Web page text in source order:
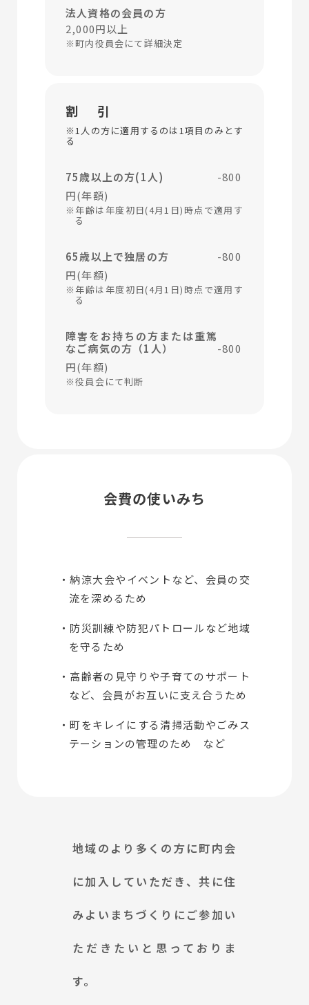
法人資格の会員の方
2,000円以上
※町内役員会にて詳細決定
割 引
※1人の方に適用するのは1項目のみとす
る
75歳以上の方(1人)
-800
円(年額)
※年齢は年度初日(4月1日)時点で適用す
る
65歳以上で独居の方
-800
円(年額)
※年齢は年度初日(4月1日)時点で適用す
る
障害をお持ちの方または重篤
なご病気の方（1人）
-800
円(年額)
※役員会にて判断
会費の使いみち
・納涼大会やイベントなど、会員の交
流を深めるため
・防災訓練や防犯パトロールなど地域
を守るため
・高齢者の見守りや子育てのサポート
など、会員がお互いに支え合うため
・町をキレイにする清掃活動やごみス
テーションの管理のため など
地域のより多くの方に町内会
に加入していただき、共に住
みよいまちづくりにご参加い
ただきたいと思っておりま
す。